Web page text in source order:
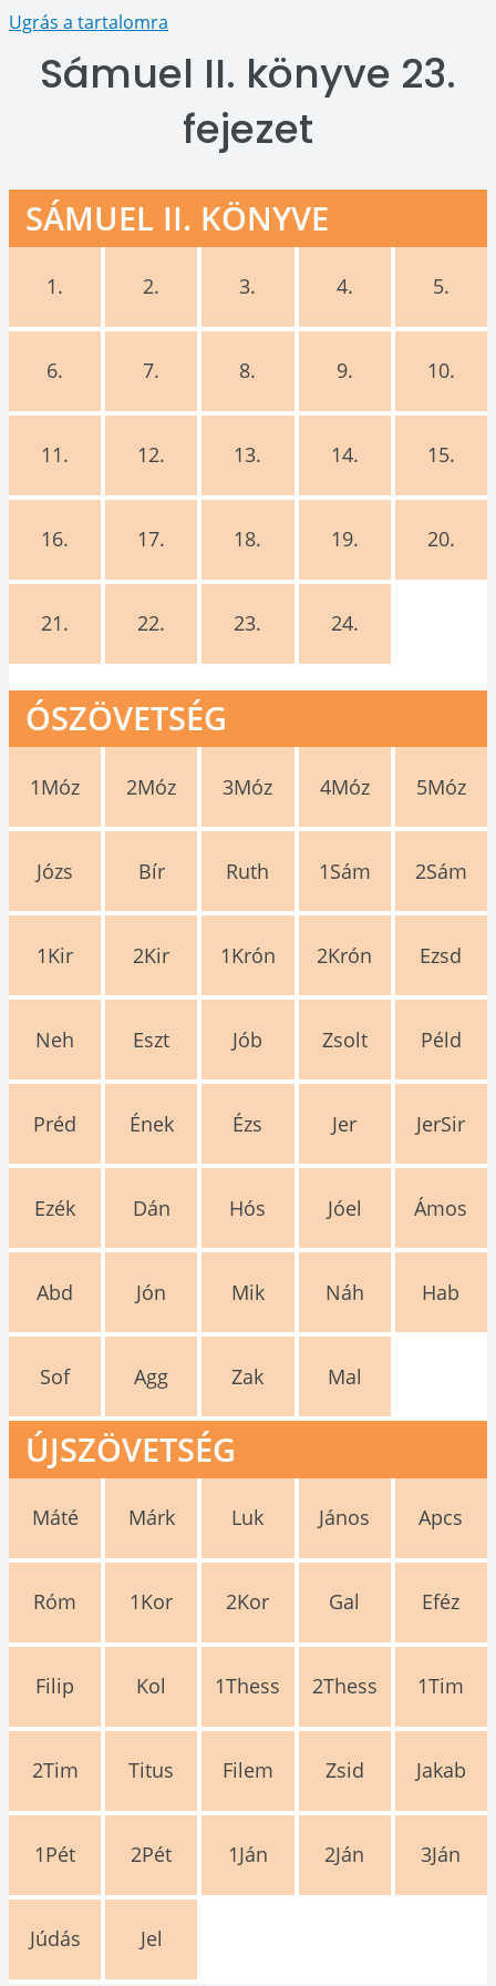
Ugrás a tartalomra
Sámuel II. könyve 23.
fejezet
SÁMUEL II. KÖNYVE
1. 2. 3. 4. 5.
6. 7. 8. 9. 10.
11. 12. 13. 14. 15.
16. 17. 18. 19. 20.
21. 22. 23. 24.
ÓSZÖVETSÉG
1Móz 2Móz 3Móz 4Móz 5Móz
Józs Bír Ruth 1Sám 2Sám
1Kir 2Kir 1Krón 2Krón Ezsd
Neh Eszt Jób Zsolt Péld
Préd Ének Ézs Jer JerSir
Ezék Dán Hós Jóel Ámos
Abd Jón Mik Náh Hab
Sof Agg Zak Mal
ÚJSZÖVETSÉG
Máté Márk Luk János Apcs
Róm 1Kor 2Kor Gal Eféz
Filip Kol 1Thess 2Thess 1Tim
2Tim Titus Filem Zsid Jakab
1Pét 2Pét 1Ján 2Ján 3Ján
Júdás Jel